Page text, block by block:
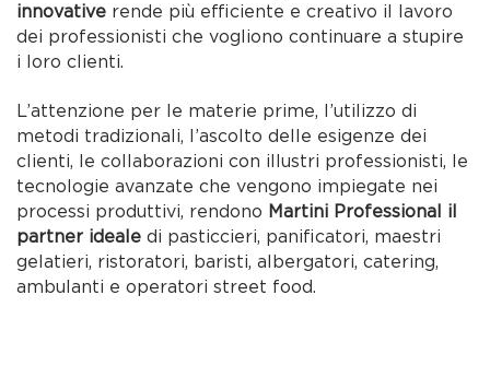
innovative rende più efficiente e creativo il lavoro
dei professionisti che vogliono continuare a stupire
i loro clienti.
L’attenzione per le materie prime, l’utilizzo di
metodi tradizionali, l’ascolto delle esigenze dei
clienti, le collaborazioni con illustri professionisti, le
tecnologie avanzate che vengono impiegate nei
processi produttivi, rendono Martini Professional il
partner ideale di pasticcieri, panificatori, maestri
gelatieri, ristoratori, baristi, albergatori, catering,
ambulanti e operatori street food.